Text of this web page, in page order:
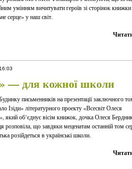
умінням вичитувати героїв зі сторінок книжки
серце» у наш світ.
— для кожної школи
письменників на презентації заключного
Ізіди» літературного проекту «Всесвіт Олеся
який об’єднує вісім книжок, дочка Олеся
розповіла, що завдяки меценатам останній том
розійдеться в українські школи.